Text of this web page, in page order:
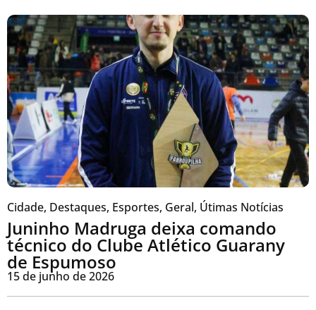
Cidade, Destaques, Esportes, Geral, Útimas Notícias
Juninho Madruga deixa comando
técnico do Clube Atlético Guarany
de Espumoso
15 de junho de 2026